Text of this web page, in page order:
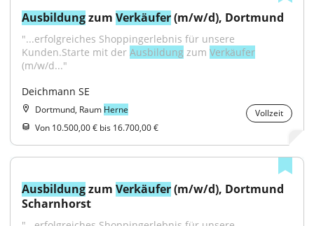
Ausbildung zum Verkäufer (m/w/d), Dortmund
"...erfolgreiches Shoppingerlebnis für unsere
Kunden.Starte mit der Ausbildung zum Verkäufer
(m/w/d..."
Deichmann SE
Dortmund, Raum Herne
Vollzeit
Von 10.500,00 € bis 16.700,00 €
Ausbildung zum Verkäufer (m/w/d), Dortmund
Scharnhorst